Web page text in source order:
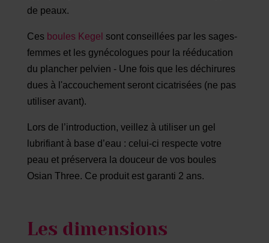
de peaux.
Ces boules Kegel sont conseillées par les sages-
femmes et les gynécologues pour la rééducation
du plancher pelvien - Une fois que les déchirures
dues à l'accouchement seront cicatrisées (ne pas
utiliser avant).
Lors de l’introduction, veillez à utiliser un gel
lubrifiant à base d’eau : celui-ci respecte votre
peau et préservera la douceur de vos boules
Osian Three. Ce produit est garanti 2 ans.
Les dimensions